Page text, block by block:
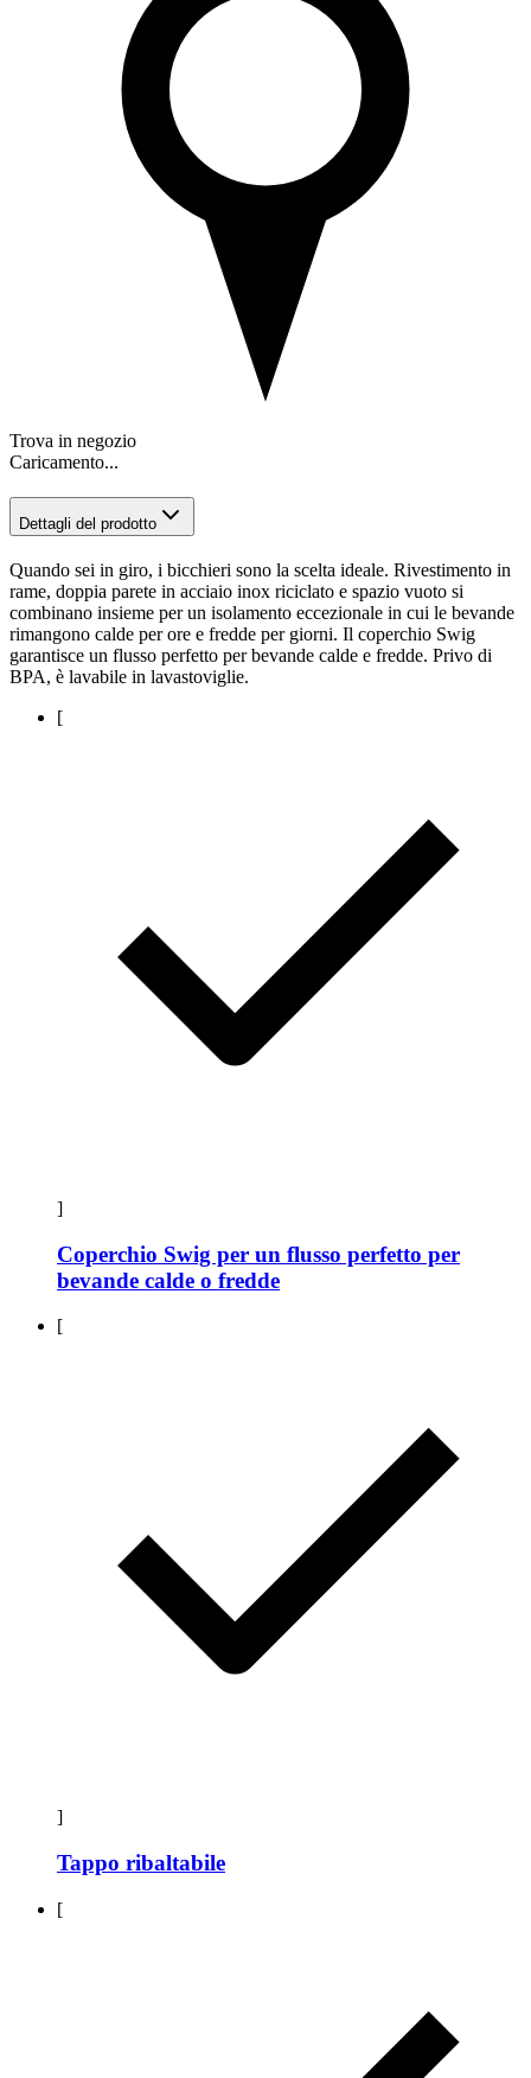
Trova in negozio
Caricamento...
Dettagli del prodotto
Quando sei in giro, i bicchieri sono la scelta ideale. Rivestimento in
rame, doppia parete in acciaio inox riciclato e spazio vuoto si
combinano insieme per un isolamento eccezionale in cui le bevande
rimangono calde per ore e fredde per giorni. Il coperchio Swig
garantisce un flusso perfetto per bevande calde e fredde. Privo di
BPA, è lavabile in lavastoviglie.
[
]
Coperchio Swig per un flusso perfetto per
bevande calde o fredde
[
]
Tappo ribaltabile
[